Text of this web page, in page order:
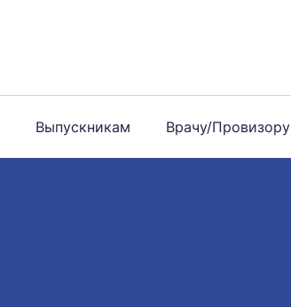
Выпускникам Врачу/Провизору